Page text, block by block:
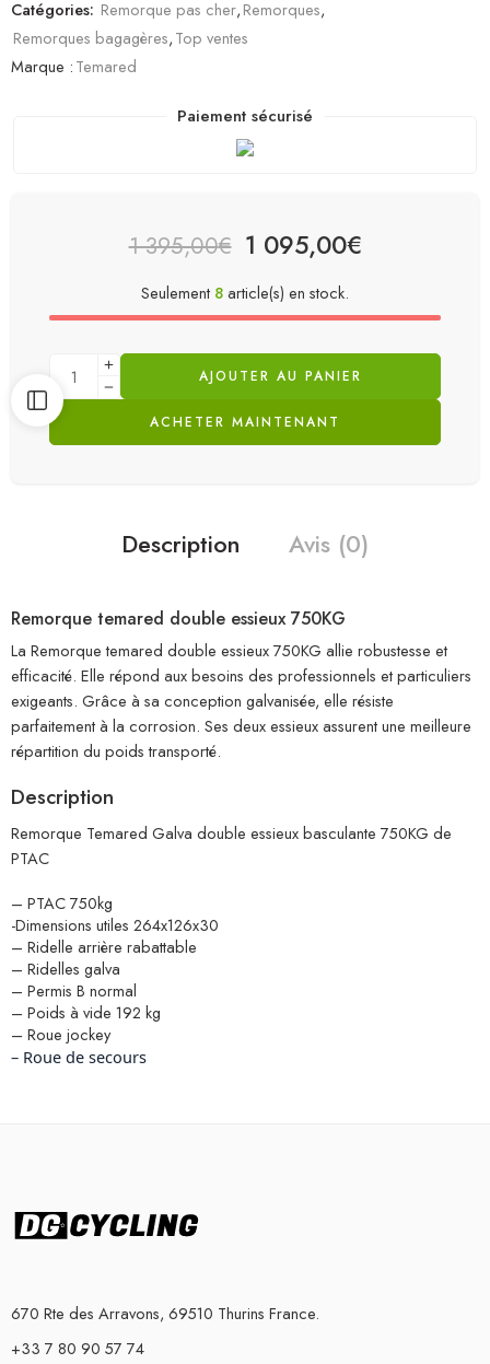
Catégories: Remorque pas cher,Remorques,
Remorques bagagères,Top ventes
Marque :Temared
Paiement sécurisé
1 395,00€ 1 095,00€
Seulement 8article(s) en stock.
AJOUTER AU PANIER
ACHETER MAINTENANT
Description Avis (0)
Remorque temared double essieux 750KG
La Remorque temared double essieux 750KG allie robustesse et
efficacité. Elle répond auxbesoins des professionnels etparticuliers
exigeants. Grâce à sa conception galvanisée, elle résiste
parfaitementà la corrosion. Ses deuxessieuxassurentune meilleure
répartition du poidstransporté.
Description
Remorque Temared Galva double essieux basculante 750KG de
PTAC
– PTAC 750kg
-Dimensions utiles 264x126x30
– Ridelle arrière rabattable
– Ridelles galva
– Permis B normal
– Poids à vide 192 kg
– Roue jockey
– Roue de secours
670 Rte des Arravons, 69510 Thurins France.
+33 7 80 90 57 74